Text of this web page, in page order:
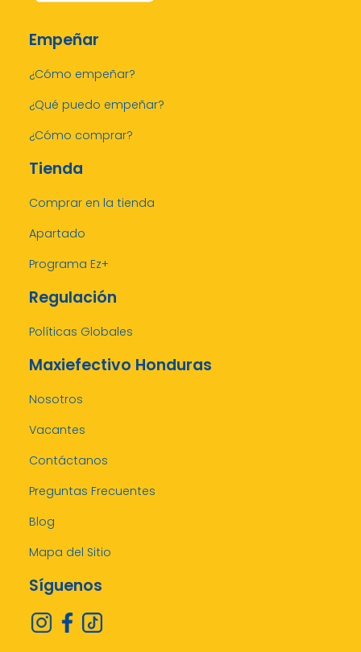
Empeñar
¿Cómo empeñar?
¿Qué puedo empeñar?
¿Cómo comprar?
Tienda
Comprar en la tienda
Apartado
Programa Ez+
Regulación
Políticas Globales
Maxiefectivo Honduras
Nosotros
Vacantes
Contáctanos
Preguntas Frecuentes
Blog
Mapa del Sitio
Síguenos